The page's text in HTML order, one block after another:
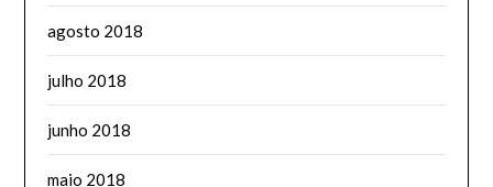
agosto 2018
julho 2018
junho 2018
maio 2018